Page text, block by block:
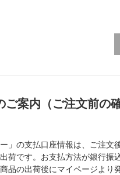
ご案内（ご注文前の
ー」の支払口座情報は、ご注
荷です。お支払方法が銀行振
品の出荷後にマイページより